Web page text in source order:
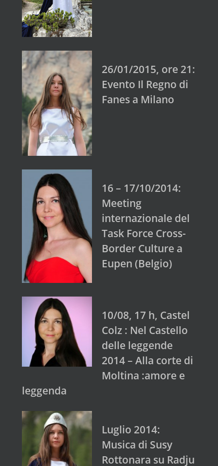
26/01/2015, ore 21:
Evento Il Regno di
Fanes a Milano
16 – 17/10/2014:
Meeting
internazionale del
Task Force Cross-
Border Culture a
Eupen (Belgio)
10/08, 17 h, Castel
Colz : Nel Castello
delle leggende
2014 – Alla corte di
Moltina :amore e
leggenda
Luglio 2014:
Musica di Susy
Rottonara su Radju